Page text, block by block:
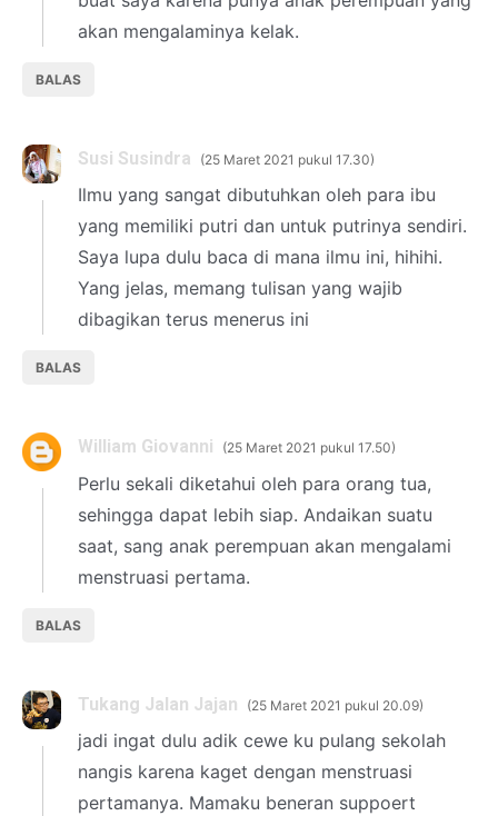
akan mengalaminya kelak.
BALAS
Susi Susindra 25 Maret 2021 pukul 17.30
Ilmu yang sangat dibutuhkan oleh para ibu
yang memiliki putri dan untuk putrinya sendiri.
Saya lupa dulu baca di mana ilmu ini, hihihi.
Yang jelas, memang tulisan yang wajib
dibagikan terus menerus ini
BALAS
William Giovanni 25 Maret 2021 pukul 17.50
Perlu sekali diketahui oleh para orang tua,
sehingga dapat lebih siap. Andaikan suatu
saat, sang anak perempuan akan mengalami
menstruasi pertama.
BALAS
Tukang Jalan Jajan 25 Maret 2021 pukul 20.09
jadi ingat dulu adik cewe ku pulang sekolah
nangis karena kaget dengan menstruasi
pertamanya. Mamaku beneran suppoert